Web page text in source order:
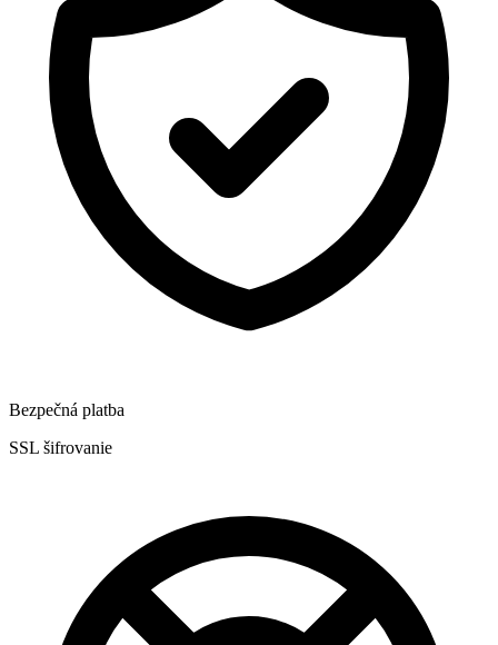
Bezpečná platba
SSL šifrovanie